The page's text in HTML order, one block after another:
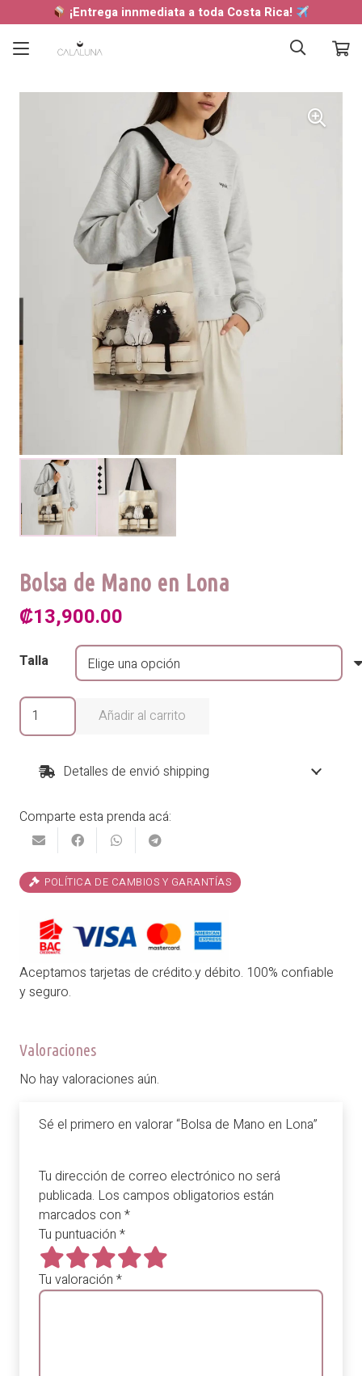
¡Entrega innmediata a toda Costa Rica!
Bolsa de Mano en Lona
₡13,900.00
Talla
Bolsa
Lona
Añadir al carrito
Detalles de envió shipping
Comparte esta prenda acá:
POLÍTICA DE CAMBIOS Y GARANTÍAS
Aceptamos tarjetas de crédito.y débito. 100% confiable
y seguro.
Valoraciones
No hay valoraciones aún.
Sé el primero en valorar “Bolsa de Mano en Lona”
Tu dirección de correo electrónico no será
publicada. Los campos obligatorios están
marcados con *
Tu puntuación *
Tu valoración *